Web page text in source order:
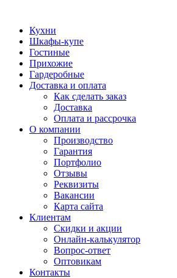
Кухни
Шкафы-купе
Гостиные
Прихожие
Гардеробные
Доставка и оплата
Как сделать заказ
Доставка
Оплата и рассрочка
О компании
Производство
Гарантия
Портфолио
Отзывы
Реквизиты
Вакансии
Карта сайта
Клиентам
Скидки и акции
Онлайн-калькулятор
Вопрос-ответ
Оптовикам
Контакты